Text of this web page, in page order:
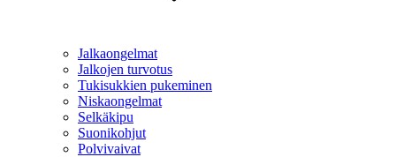
Jalkaongelmat
Jalkojen turvotus
Tukisukkien pukeminen
Niskaongelmat
Selkäkipu
Suonikohjut
Polvivaivat